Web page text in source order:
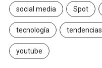
social media Spot
tecnología tendencias
youtube